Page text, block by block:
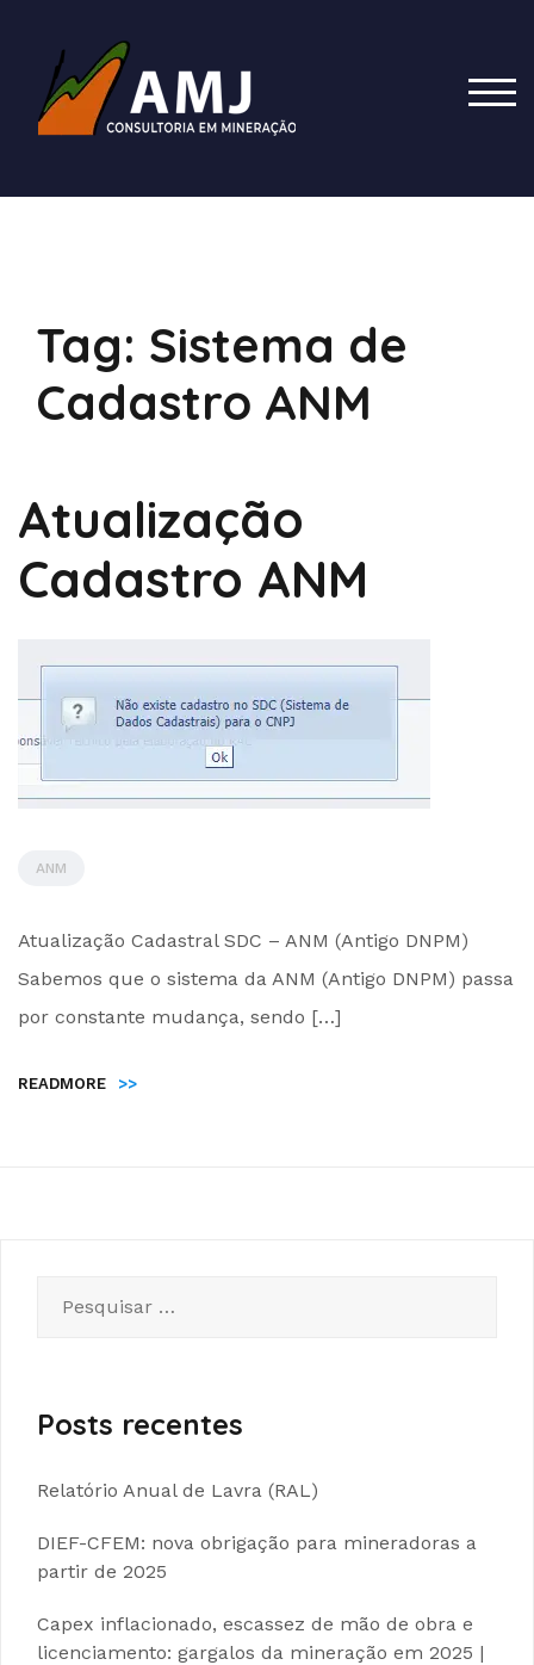
content
Tag: Sistema de
Cadastro ANM
Atualização
Cadastro ANM
ANM
by
Atualização Cadastral SDC – ANM (Antigo DNPM)
Sabemos que o sistema da ANM (Antigo DNPM) passa
por constante mudança, sendo […]
READMORE >>
por:
Posts recentes
Relatório Anual de Lavra (RAL)
DIEF-CFEM: nova obrigação para mineradoras a
partir de 2025
Capex inflacionado, escassez de mão de obra e
licenciamento: gargalos da mineração em 2025 |